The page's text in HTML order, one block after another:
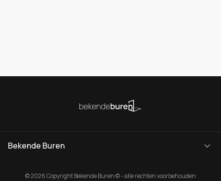
Bekende Buren
© 2026 Copyright Bekende Buren © - alle rechten voorbehouden